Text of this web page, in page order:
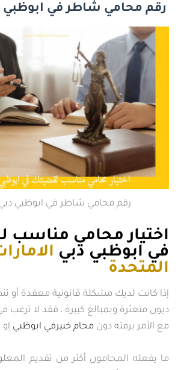
رقم محامي شاطر في ابوظبي
رقم محامي شاطر في ابوظبي دبي
اختيار محامي مناسب
في ابوظبي دبي
المتحدة
إذا كانت لديك مشكلة قانونية معقدة أو
ديون متعثرة وبمبالغ كبيرة ، فقد لا ترغب
مع الأمر برمته دون محام خبيرفي ابوظبي
ما يفعله المحامون أكثر من تقديم